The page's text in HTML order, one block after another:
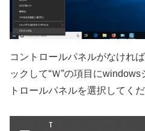
コントロールパネルがなけれ
ックして“Ｗ”の項目に
トロールパネルを選択してくだ